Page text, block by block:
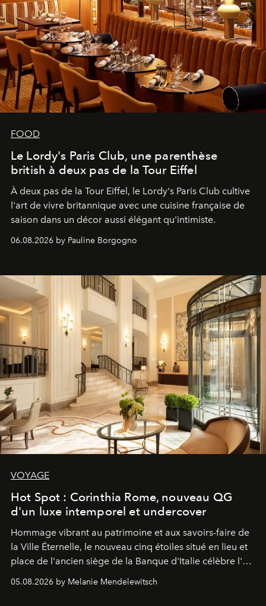
FOOD
Le Lordy's Paris Club, une parenthèse
british à deux pas de la Tour Eiffel
À deux pas de la Tour Eiffel, le Lordy's Paris Club cultive
l'art de vivre britannique avec une cuisine française de
saison dans un décor aussi élégant qu'intimiste.
06.08.2026 by Pauline Borgogno
VOYAGE
Hot Spot : Corinthia Rome, nouveau QG
d'un luxe intemporel et undercover
Hommage vibrant au patrimoine et aux savoirs-faire de
la Ville Éternelle, le nouveau cinq étoiles situé en lieu et
place de l'ancien siège de la Banque d'Italie célèbre l'art
05.08.2026 by Melanie Mendelewitsch